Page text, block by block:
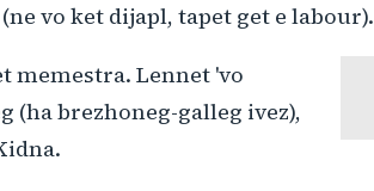
vo ket dijapl, tapet get e labour).
memestra. Lennet 'vo
(ha brezhoneg-galleg ivez),